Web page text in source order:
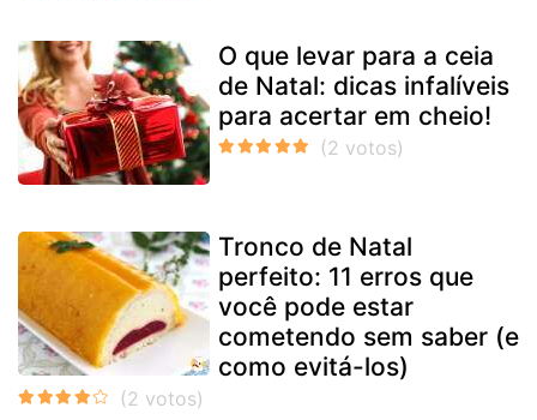
O que levar para a ceia
de Natal: dicas infalíveis
para acertar em cheio!
Tronco de Natal
perfeito: 11 erros que
você pode estar
cometendo sem saber (e
como evitá-los)